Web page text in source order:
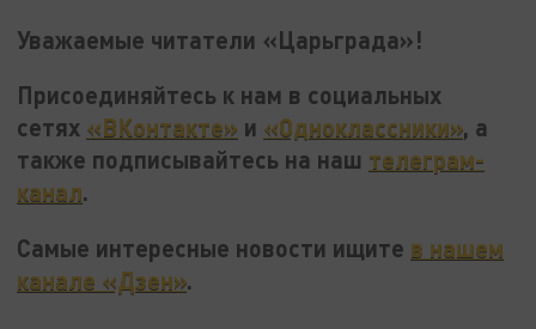
Уважаемые читатели «Царьграда»!
Присоединяйтесь к нам в социальных
сетях «ВКонтакте» и «Одноклассники», а
также подписывайтесь на наш телеграм-
канал.
Самые интересные новости ищите в нашем
канале «Дзен».